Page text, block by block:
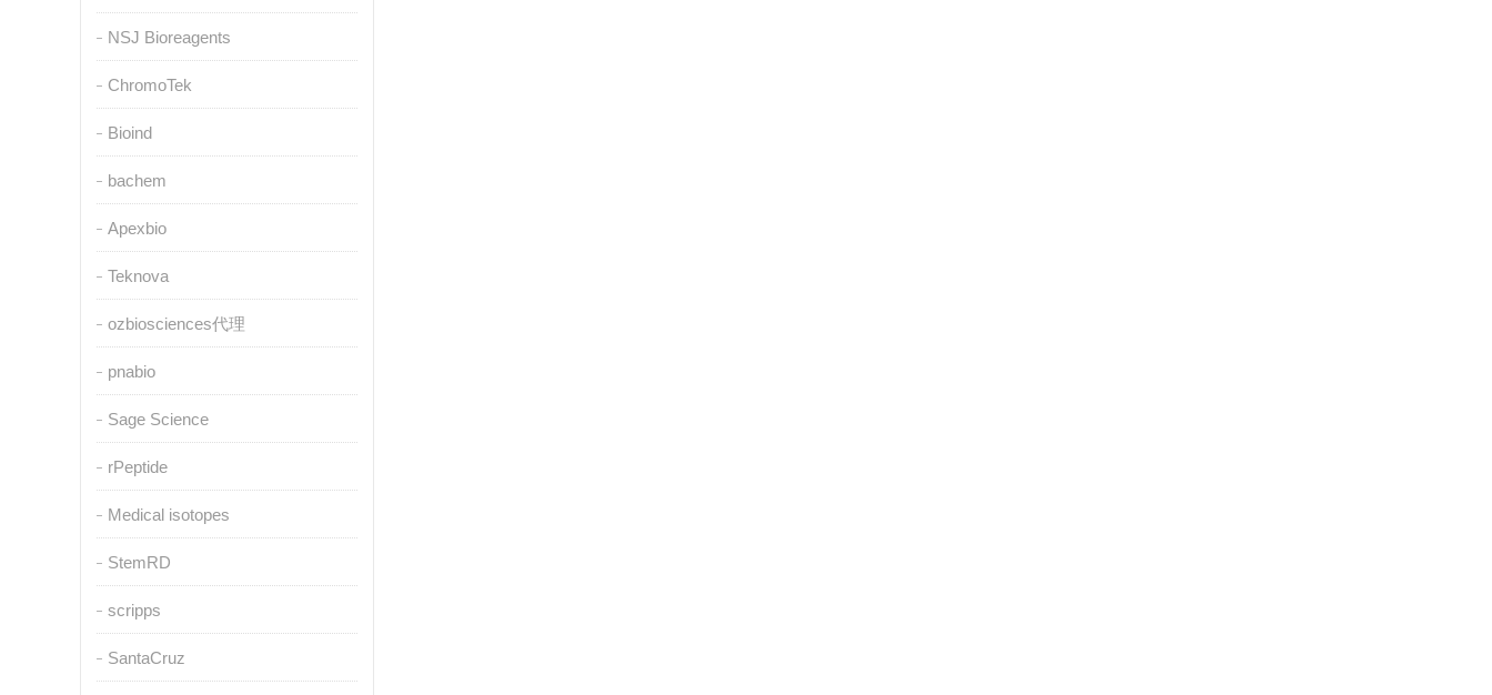
NSJ Bioreagents
ChromoTek
Bioind
bachem
Apexbio
Teknova
ozbiosciences代理
pnabio
Sage Science
rPeptide
Medical isotopes
StemRD
scripps
SantaCruz